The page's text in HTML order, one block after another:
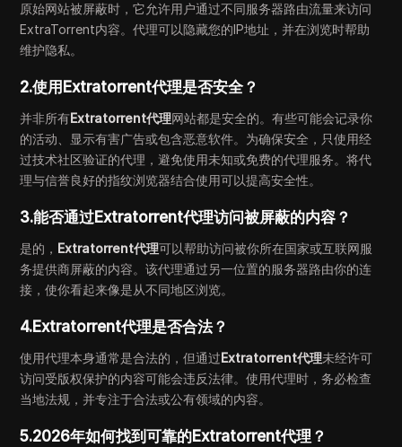
原始网站被屏蔽时，它允许用户通过不同服务器路由流量来访问
ExtraTorrent内容。代理可以隐藏您的IP地址，并在浏览时帮助
维护隐私。
2.使用Extratorrent代理是否安全？
并非所有Extratorrent代理网站都是安全的。有些可能会记录你
的活动、显示有害广告或包含恶意软件。为确保安全，只使用经
过技术社区验证的代理，避免使用未知或免费的代理服务。将代
理与信誉良好的指纹浏览器结合使用可以提高安全性。
3.能否通过Extratorrent代理访问被屏蔽的内容？
是的， Extratorrent代理可以帮助访问被你所在国家或互联网服
务提供商屏蔽的内容。该代理通过另一位置的服务器路由你的连
接，使你看起来像是从不同地区浏览。
4.Extratorrent代理是否合法？
使用代理本身通常是合法的，但通过Extratorrent代理未经许可
访问受版权保护的内容可能会违反法律。使用代理时，务必检查
当地法规，并专注于合法或公有领域的内容。
5.2026年如何找到可靠的Extratorrent代理？